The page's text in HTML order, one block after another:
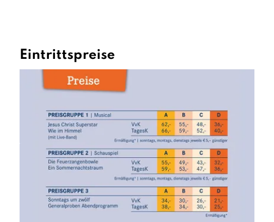
Eintrittspreise